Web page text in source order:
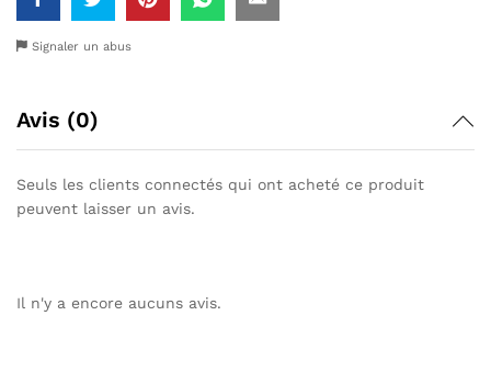
Signaler un abus
Avis (0)
Seuls les clients connectés qui ont acheté ce produit
peuvent laisser un avis.
Il n'y a encore aucuns avis.